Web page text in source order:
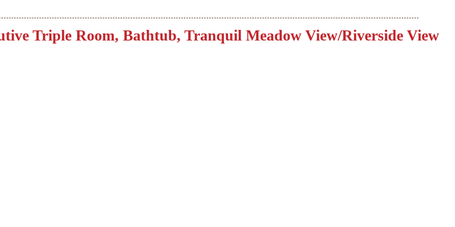
Triple Room, Bathtub, Tranquil Meadow View/Riverside View